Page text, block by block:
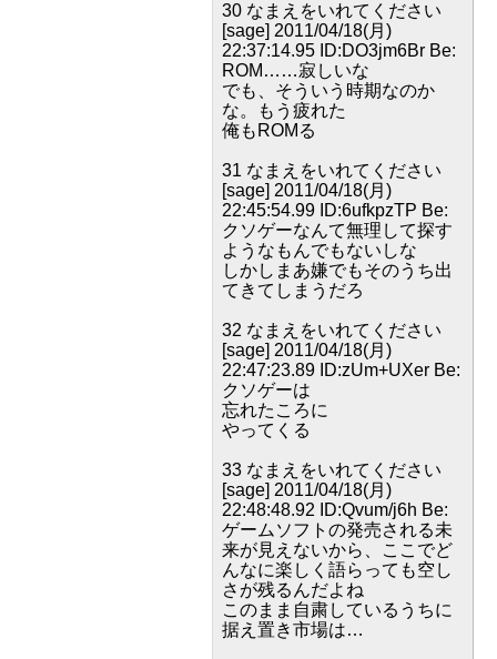
30 なまえをいれてください
[sage] 2011/04/18(月)
22:37:14.95 ID:DO3jm6Br Be:
ROM……寂しいな
でも、そういう時期なのか
な。もう疲れた
俺もROMる
31 なまえをいれてください
[sage] 2011/04/18(月)
22:45:54.99 ID:6ufkpzTP Be:
クソゲーなんて無理して探す
ようなもんでもないしな
しかしまあ嫌でもそのうち出
てきてしまうだろ
32 なまえをいれてください
[sage] 2011/04/18(月)
22:47:23.89 ID:zUm+UXer Be:
クソゲーは
忘れたころに
やってくる
33 なまえをいれてください
[sage] 2011/04/18(月)
22:48:48.92 ID:Qvum/j6h Be:
ゲームソフトの発売される未
来が見えないから、ここでど
んなに楽しく語らっても空し
さが残るんだよね
このまま自粛しているうちに
据え置き市場は…